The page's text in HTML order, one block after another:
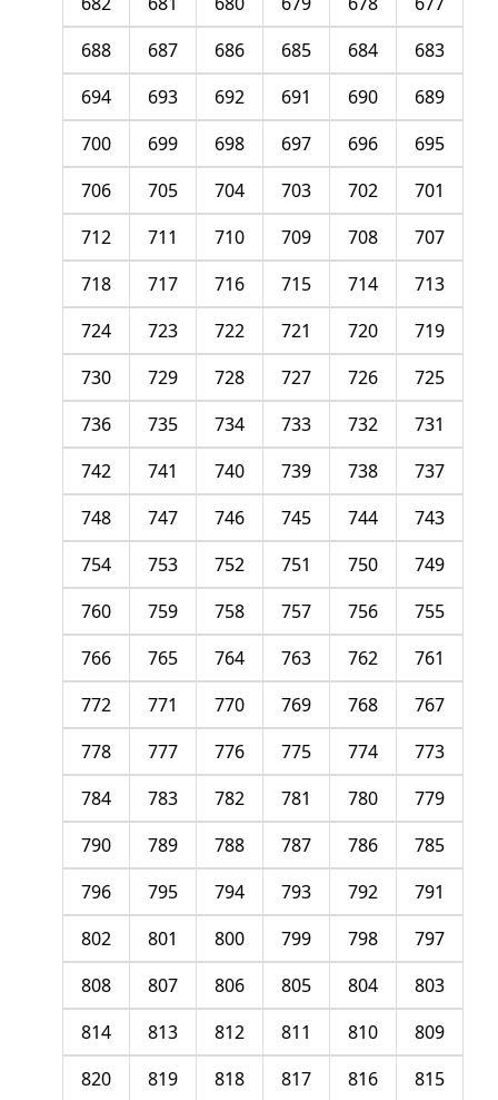
683
684
685
686
687
688
689
690
691
692
693
694
695
696
697
698
699
700
701
702
703
704
705
706
707
708
709
710
711
712
713
714
715
716
717
718
719
720
721
722
723
724
725
726
727
728
729
730
731
732
733
734
735
736
737
738
739
740
741
742
743
744
745
746
747
748
749
750
751
752
753
754
755
756
757
758
759
760
761
762
763
764
765
766
767
768
769
770
771
772
773
774
775
776
777
778
779
780
781
782
783
784
785
786
787
788
789
790
791
792
793
794
795
796
797
798
799
800
801
802
803
804
805
806
807
808
809
810
811
812
813
814
815
816
817
818
819
820